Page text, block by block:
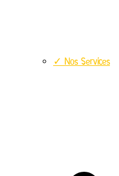
✓ Nos Services